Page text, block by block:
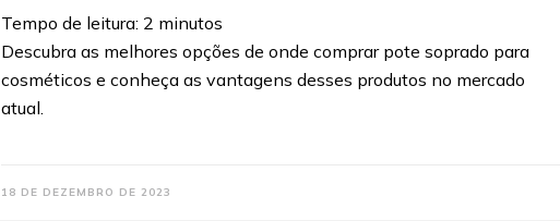
Tempo de leitura: 2 minutos
Descubra as melhores opções de onde comprar pote soprado para
cosméticos e conheça as vantagens desses produtos no mercado
atual.
18 DE DEZEMBRO DE 2023